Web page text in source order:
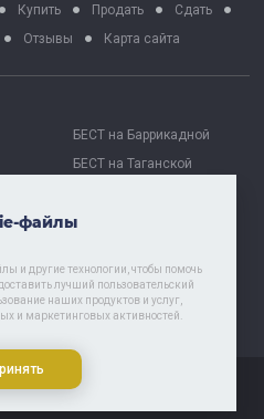
Купить Продать
Сдать
Отзывы Карта сайта
БЕСТ на Баррикадной
БЕСТ на Таганской
файлы
и другие технологии, чтобы помочь
лучший пользовательский
наших продуктов и услуг,
и маркетинговых активностей.